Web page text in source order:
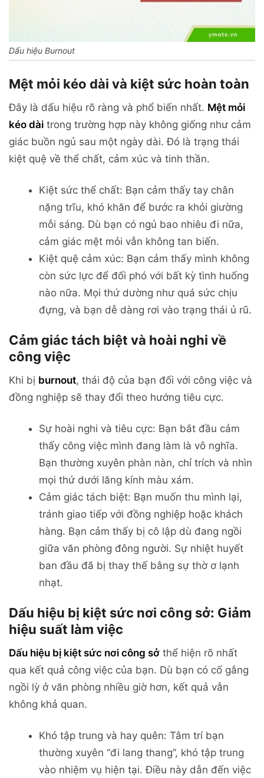
Dấu hiệu Burnout
Mệt mỏi kéo dài và kiệt sức hoàn toàn
Đây là dấu hiệu rõ ràng và phổ biến nhất. Mệt mỏi
kéo dài trong trường hợp này không giống như cảm
giác buồn ngủ sau một ngày dài. Đó là trạng thái
kiệt quệ về thể chất, cảm xúc và tinh thần.
Kiệt sức thể chất: Bạn cảm thấy tay chân
nặng trĩu, khó khăn để bước ra khỏi giường
mỗi sáng. Dù bạn có ngủ bao nhiêu đi nữa,
cảm giác mệt mỏi vẫn không tan biến.
Kiệt quệ cảm xúc: Bạn cảm thấy mình không
còn sức lực để đối phó với bất kỳ tình huống
nào nữa. Mọi thứ dường như quá sức chịu
đựng, và bạn dễ dàng rơi vào trạng thái ủ rũ.
Cảm giác tách biệt và hoài nghi về
công việc
Khi bị burnout, thái độ của bạn đối với công việc và
đồng nghiệp sẽ thay đổi theo hướng tiêu cực.
Sự hoài nghi và tiêu cực: Bạn bắt đầu cảm
thấy công việc mình đang làm là vô nghĩa.
Bạn thường xuyên phàn nàn, chỉ trích và nhìn
mọi thứ dưới lăng kính màu xám.
Cảm giác tách biệt: Bạn muốn thu mình lại,
tránh giao tiếp với đồng nghiệp hoặc khách
hàng. Bạn cảm thấy bị cô lập dù đang ngồi
giữa văn phòng đông người. Sự nhiệt huyết
ban đầu đã bị thay thế bằng sự thờ ơ lạnh
nhạt.
Dấu hiệu bị kiệt sức nơi công sở: Giảm
hiệu suất làm việc
Dấu hiệu bị kiệt sức nơi công sở thể hiện rõ nhất
qua kết quả công việc của bạn. Dù bạn có cố gắng
ngồi lỳ ở văn phòng nhiều giờ hơn, kết quả vẫn
không khả quan.
Khó tập trung và hay quên: Tâm trí bạn
thường xuyên “đi lang thang”, khó tập trung
vào nhiệm vụ hiện tại. Điều này dẫn đến việc